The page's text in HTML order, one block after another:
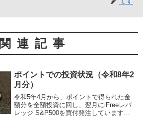
関連記事
ポイントでの投資状況（令和8年2
月分）
令和5年4月から、ポイントで得られた金
額分を全額投資に回し、翌月にiFreeレバ
レッジ S&P500を買付発注しています。